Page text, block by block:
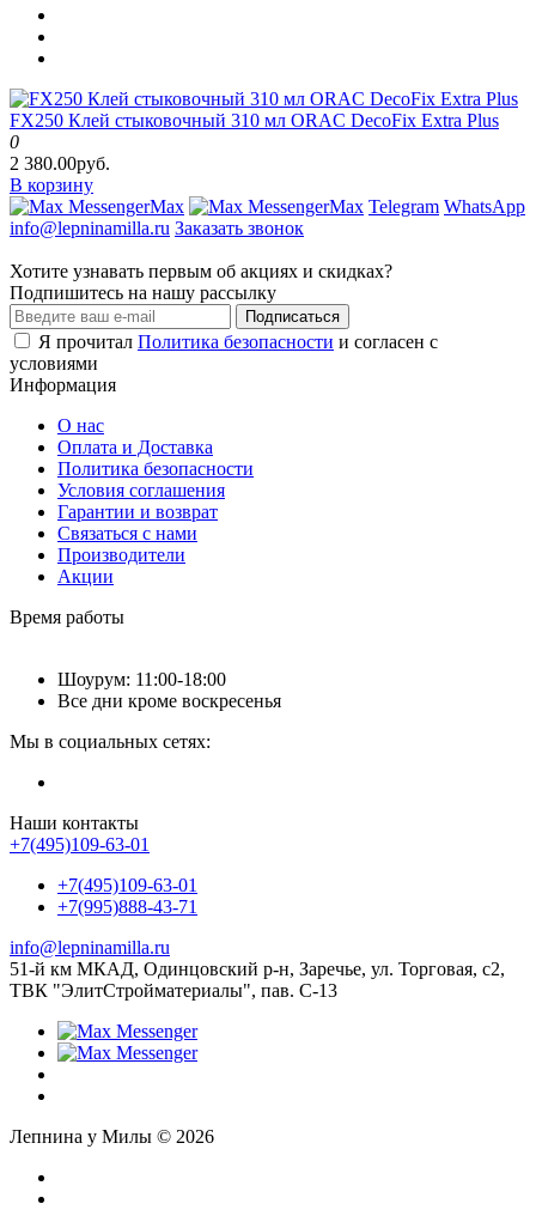
FX250 Клей стыковочный 310 мл ORAC DecoFix Extra Plus
0
2 380.00руб.
В корзину
Max
Max Telegram WhatsApp
info@lepninamilla.ru Заказать звонок
Хотите узнавать первым об акциях и скидках?
Подпишитесь на нашу рассылку
Подписаться
Я прочитал Политика безопасности и согласен с
условиями
Информация
О нас
Оплата и Доставка
Политика безопасности
Условия соглашения
Гарантии и возврат
Связаться с нами
Производители
Акции
Время работы
Шоурум: 11:00-18:00
Все дни кроме воскресенья
Мы в социальных сетях:
Наши контакты
+7(495)109-63-01
+7(495)109-63-01
+7(995)888-43-71
info@lepninamilla.ru
51-й км МКАД, Одинцовский р-н, Заречье, ул. Торговая, с2,
ТВК "ЭлитСтройматериалы", пав. С-13
Лепнина у Милы © 2026